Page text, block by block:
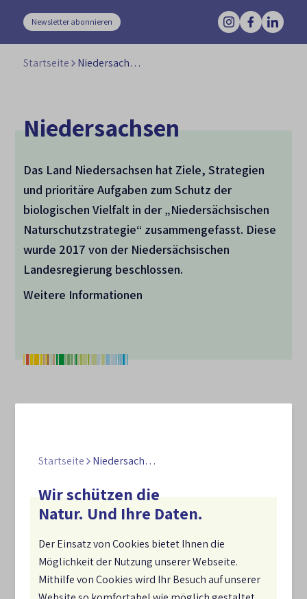
Startseite Niedersachsen
Wir schützen die
Natur. Und Ihre Daten.
Der Einsatz von Cookies bietet Ihnen die
Möglichkeit der Nutzung unserer Webseite.
Mithilfe von Cookies wird Ihr Besuch auf unserer
Newsletter abonnieren
Startseite Niedersachsen
Niedersachsen
Das Land Niedersachsen hat Ziele, Strategien
und prioritäre Aufgaben zum Schutz der
biologischen Vielfalt in der „Niedersächsischen
Naturschutzstrategie“ zusammengefasst. Diese
wurde 2017 von der Niedersächsischen
Landesregierung beschlossen.
Weitere Informationen
Alle Bundesländer haben eigene Strategien und
und/oder sind dabei, diese zu aktualisieren. Die
Landesstrategien orientieren sich an den jeweiligen
den Ländern. Die NBS 2030 kann für die